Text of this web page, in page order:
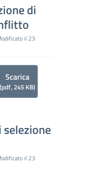
di
il 23
Scarica
(pdf, 245 KB)
il 23